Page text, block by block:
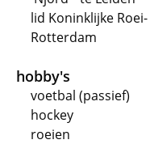
lid Koninklijke
Rotterdam
hobby's
voetbal (passief)
hockey
roeien